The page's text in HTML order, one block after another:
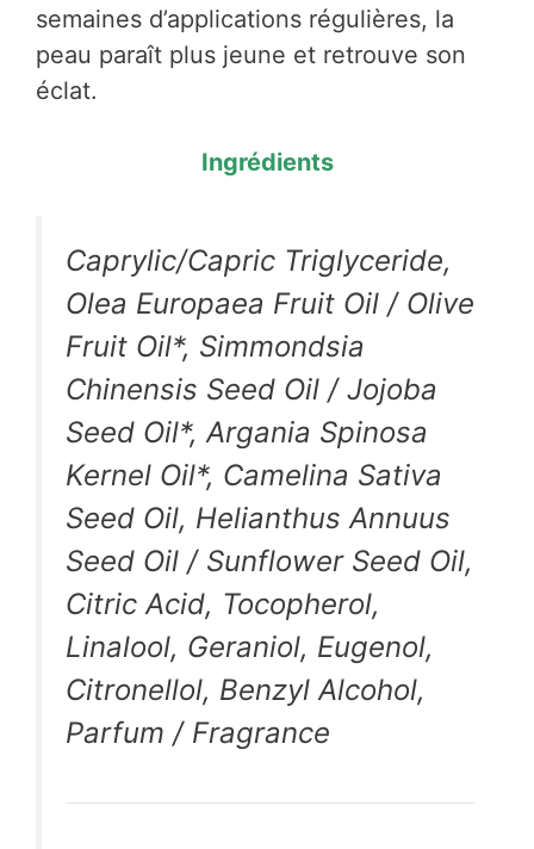
semaines d’applications régulières, la
peau paraît plus jeune et retrouve son
éclat.
Ingrédients
Caprylic/Capric Triglyceride,
Olea Europaea Fruit Oil / Olive
Fruit Oil*, Simmondsia
Chinensis Seed Oil / Jojoba
Seed Oil*, Argania Spinosa
Kernel Oil*, Camelina Sativa
Seed Oil, Helianthus Annuus
Seed Oil / Sunflower Seed Oil,
Citric Acid, Tocopherol,
Linalool, Geraniol, Eugenol,
Citronellol, Benzyl Alcohol,
Parfum / Fragrance